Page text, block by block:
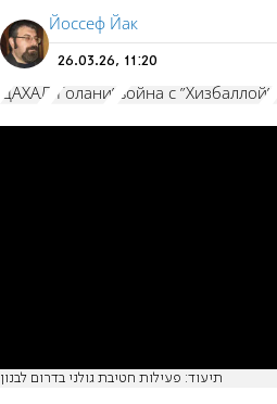
Йоссеф Йак
26.03.26, 11:20
ЦАХАЛ "Голани" война с "Хизбаллой"
תיעוד: פעילות חטיבת גולני בדרום לבנון